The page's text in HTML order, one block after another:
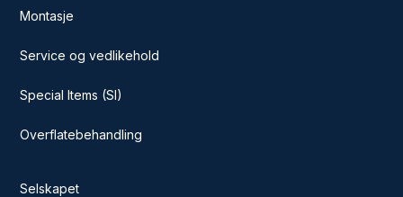
Montasje
Service og vedlikehold
Special Items (SI)
Overflatebehandling
Selskapet